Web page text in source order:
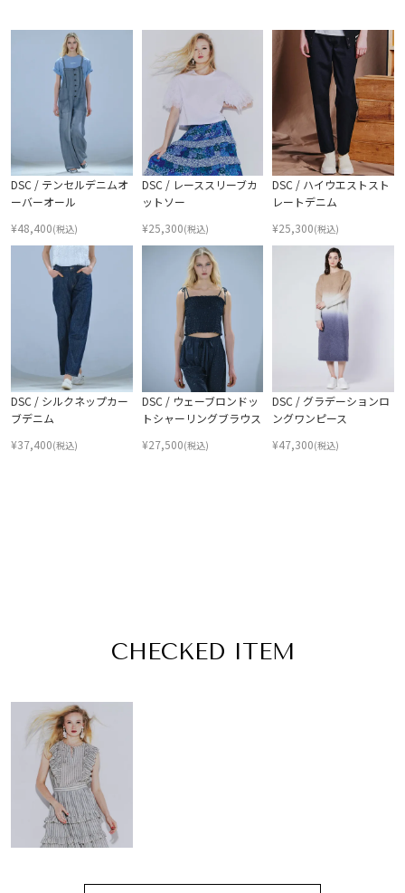
DSC / テンセルデニムオ
ーバーオール
¥48,400(税込)
DSC / レーススリーブカ
ットソー
¥25,300(税込)
DSC / ハイウエストスト
レートデニム
¥25,300(税込)
DSC / シルクネップカー
ブデニム
¥37,400(税込)
DSC / ウェーブロンドッ
トシャーリングブラウス
¥27,500(税込)
DSC / グラデーションロ
ングワンピース
¥47,300(税込)
CHECKED ITEM